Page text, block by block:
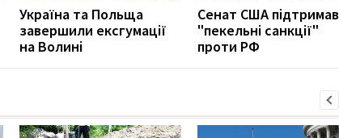
Україна та Польща
завершили ексгумації
на Волині
Сенат США підтримав
"пекельні санкції"
проти РФ